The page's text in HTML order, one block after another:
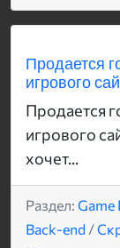
Продается
игрового
Продается
игрового
хочет...
Раздел: Game
Back-end /